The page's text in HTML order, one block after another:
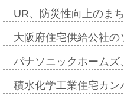
UR、防災性向上のま
大阪府住宅供給公社
パナソニックホーム
積水化学工業住宅カ